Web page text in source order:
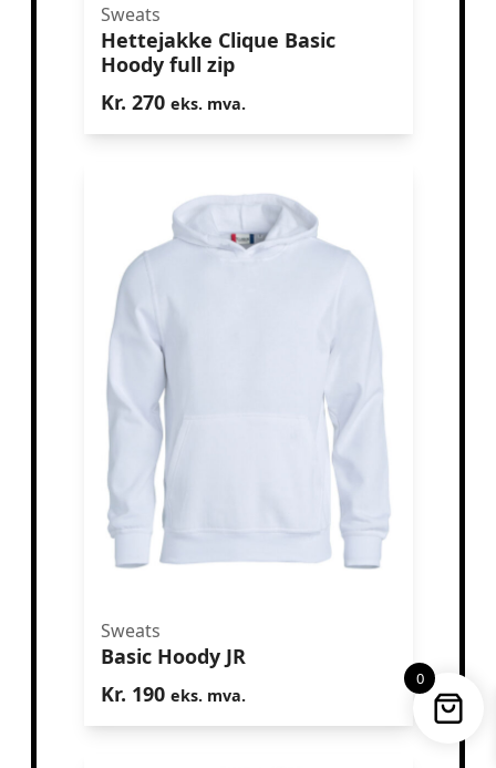
Hettejakke Clique Basic Hoody full
Sweats
Hettejakke Clique Basic
Hoody full zip
Kr. 270 eks. mva.
Basic Hoody JR
Sweats
Basic Hoody JR
Kr. 190 eks. mva.
0